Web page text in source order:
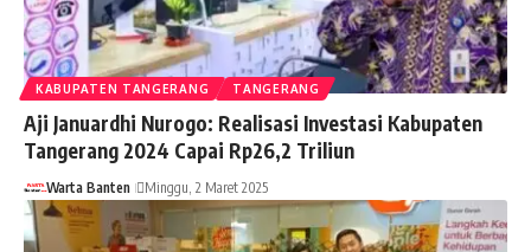
KABUPATEN TANGERANG TANGERANG
Aji Januardhi Nurogo: Realisasi Investasi Kabupaten
Tangerang 2024 Capai Rp26,2 Triliun
Warta Banten Minggu, 2 Maret 2025